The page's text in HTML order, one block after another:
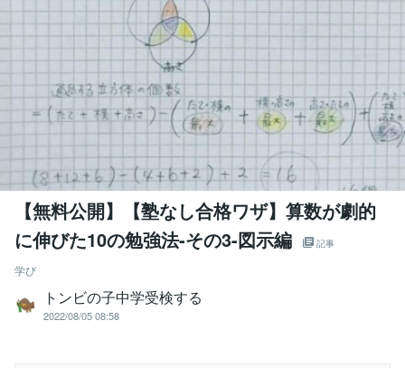
【無料公開】【塾なし合格ワザ】算数が劇的
に伸びた10の勉強法-その3-図示編
記事
学び
トンビの子中学受検する
2022/08/05 08:58